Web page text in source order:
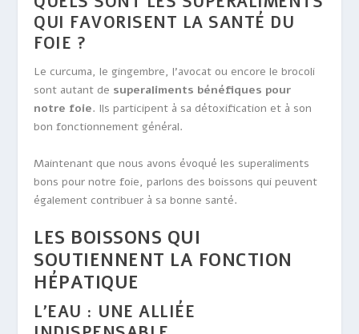
QUI FAVORISENT LA SANTÉ DU
FOIE ?
Le curcuma, le gingembre, l’avocat ou encore le brocoli
sont autant de superaliments bénéfiques pour
notre foie. Ils participent à sa détoxification et à son
bon fonctionnement général.
Maintenant que nous avons évoqué les superaliments
bons pour notre foie, parlons des boissons qui peuvent
également contribuer à sa bonne santé.
LES BOISSONS QUI
SOUTIENNENT LA FONCTION
HÉPATIQUE
L’EAU : UNE ALLIÉE